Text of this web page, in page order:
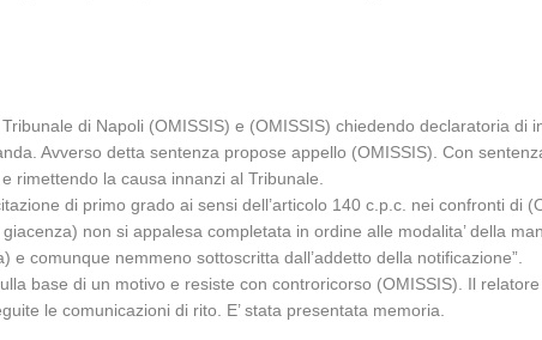
di Napoli (OMISSIS) e (OMISSIS) chiedendo declaratoria
Avverso detta sentenza propose appello (OMISSIS). Con
rimettendo la causa innanzi al Tribunale.
di primo grado ai sensi dell’articolo 140 c.p.c. nei confronti di
non si appalesa completata in ordine alle modalita’ della
comunque nemmeno sottoscritta dall’addetto della notificazione”.
base di un motivo e resiste con controricorso (OMISSIS). Il
le comunicazioni di rito. E’ stata presentata memoria.